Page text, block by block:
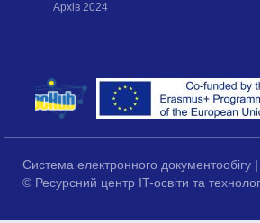
Архів 2024
Система електронного документообігу |
© Ресурсний центр IT-освіти та